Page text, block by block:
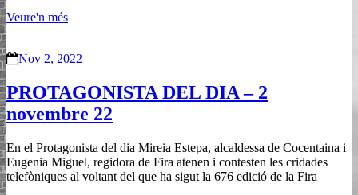
Veure'n més
Nov 2, 2022
PROTAGONISTA DEL DIA – 2
novembre 22
En el Protagonista del dia Mireia Estepa, alcaldessa de Cocentaina i
Eugenia Miguel, regidora de Fira atenen i contesten les cridades
telefòniques al voltant del que ha sigut la 676 edició de la Fira